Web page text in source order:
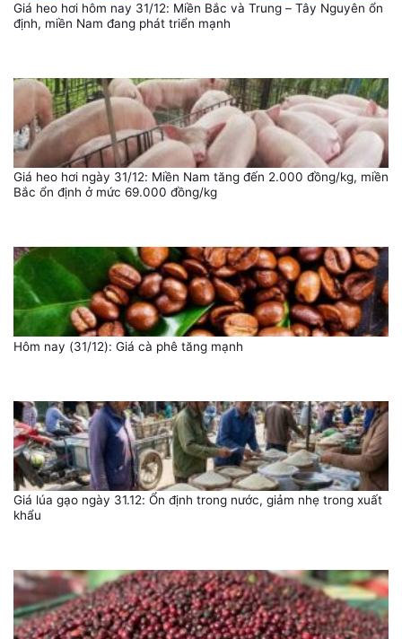
Giá heo hơi hôm nay 31/12: Miền Bắc và Trung – Tây Nguyên ổn
định, miền Nam đang phát triển mạnh
Giá heo hơi ngày 31/12: Miền Nam tăng đến 2.000 đồng/kg, miền
Bắc ổn định ở mức 69.000 đồng/kg
Hôm nay (31/12): Giá cà phê tăng mạnh
Giá lúa gạo ngày 31.12: Ổn định trong nước, giảm nhẹ trong xuất
khẩu